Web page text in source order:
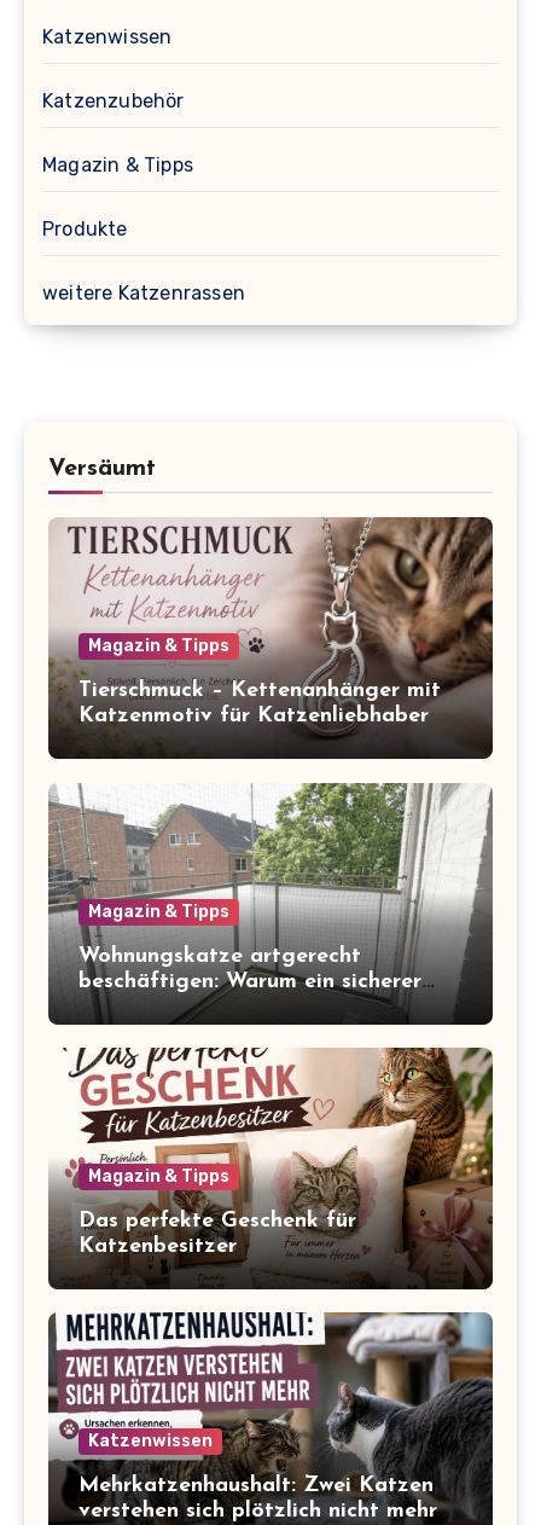
Katzenwissen
Katzenzubehör
Magazin & Tipps
Produkte
weitere Katzenrassen
Versäumt
Magazin & Tipps
Tierschmuck – Kettenanhänger mit
Katzenmotiv für Katzenliebhaber
Magazin & Tipps
Wohnungskatze artgerecht
beschäftigen: Warum ein sicherer
Balkon zum Freigang dazugehört
Magazin & Tipps
Das perfekte Geschenk für
Katzenbesitzer
Katzenwissen
Mehrkatzenhaushalt: Zwei Katzen
verstehen sich plötzlich nicht mehr